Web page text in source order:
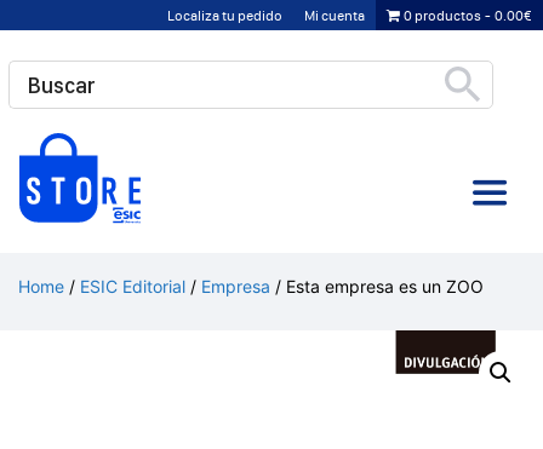
contenido
Localiza tu pedido Mi cuenta 0 productos 0.00€
Home / ESIC Editorial / Empresa / Esta empresa es un ZOO